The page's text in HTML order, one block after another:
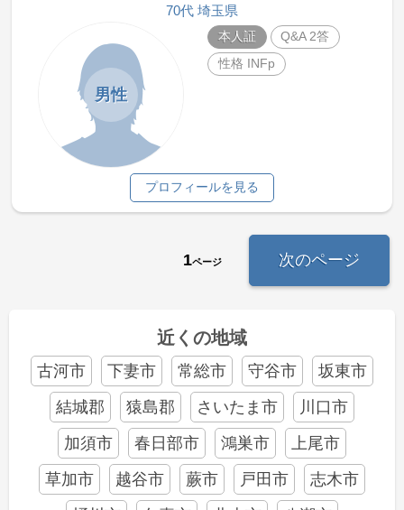
70代 埼玉県
男性
本人証
Q&A 2答
性格 INFp
プロフィールを見る
1ページ 次のページ
近くの地域
古河市 下妻市 常総市 守谷市
坂東市
結城郡
猿島郡 さいたま市
川口市
加須市
春日部市 鴻巣市
上尾市
草加市
越谷市 蕨市 戸田市
志木市